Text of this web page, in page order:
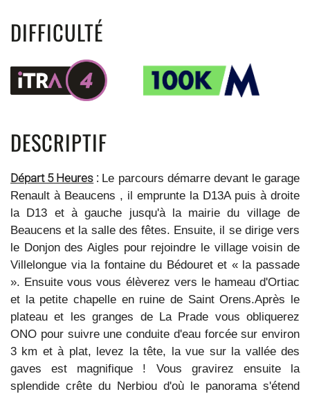
DIFFICULTÉ
DESCRIPTIF
Départ 5 Heures : Le parcours démarre devant le garage
Renault à Beaucens , il emprunte la D13A puis à droite
la D13 et à gauche jusqu'à la mairie du village de
Beaucens et la salle des fêtes. Ensuite, il se dirige vers
le Donjon des Aigles pour rejoindre le village voisin de
Villelongue via la fontaine du Bédouret et « la passade
». Ensuite vous vous élèverez vers le hameau d'Ortiac
et la petite chapelle en ruine de Saint Orens.Après le
plateau et les granges de La Prade vous obliquerez
ONO pour suivre une conduite d'eau forcée sur environ
3 km et à plat, levez la tête, la vue sur la vallée des
gaves est magnifique ! Vous gravirez ensuite la
splendide crête du Nerbiou d'où le panorama s'étend